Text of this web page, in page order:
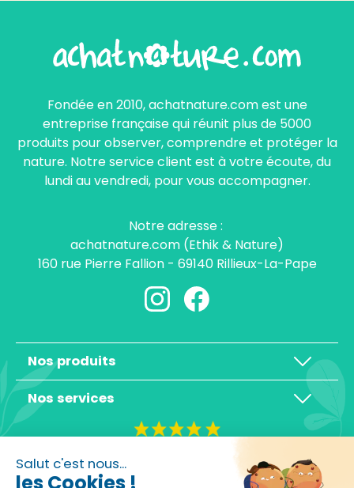
Salut c'est nous...
Fondée en 2010, achatnature.com est une
entreprise française qui réunit plus de 5000
produits pour observer, comprendre et protéger la
nature. Notre service client est à votre écoute, du
lundi au vendredi, pour vous accompagner.
Notre adresse :
achatnature.com (Ethik & Nature)
160 rue Pierre Fallion - 69140 Rillieux-La-Pape
Nos produits
Nos services